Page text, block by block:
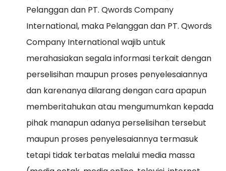
Pelanggan dan PT. Qwords Company
International, maka Pelanggan dan PT. Qwords
Company International wajib untuk
merahasiakan segala informasi terkait dengan
perselisihan maupun proses penyelesaiannya
dan karenanya dilarang dengan cara apapun
memberitahukan atau mengumumkan kepada
pihak manapun adanya perselisihan tersebut
maupun proses penyelesaiannya termasuk
tetapi tidak terbatas melalui media massa